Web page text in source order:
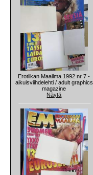
Erotiikan Maailma 1992 nr 7 -
aikuisviihdelehti / adult graphics
magazine
Näytä